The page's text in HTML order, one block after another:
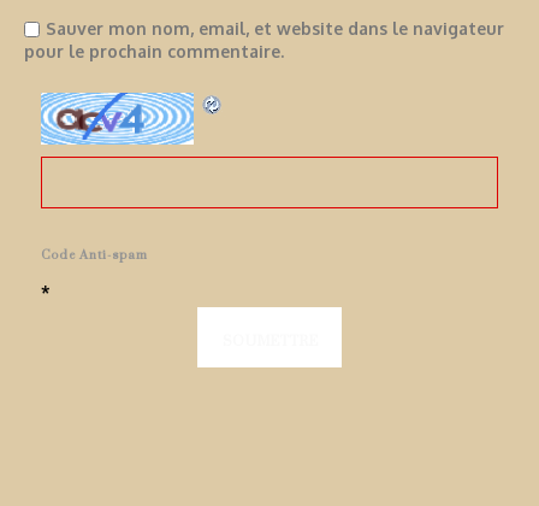
Sauver mon nom, email, et website dans le navigateur
pour le prochain commentaire.
Code Anti-spam
*